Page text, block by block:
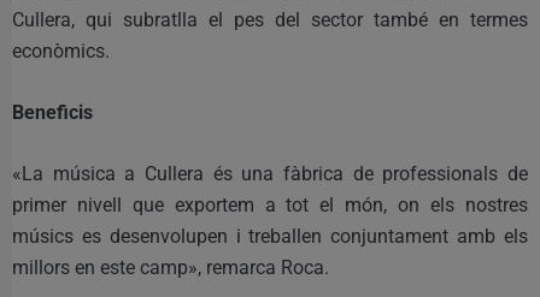
Cullera, qui subratlla el pes del sector també en termes
econòmics.
Beneficis
«La música a Cullera és una fàbrica de professionals de
primer nivell que exportem a tot el món, on els nostres
músics es desenvolupen i treballen conjuntament amb els
millors en este camp», remarca Roca.